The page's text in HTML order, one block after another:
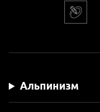
Альпинизм